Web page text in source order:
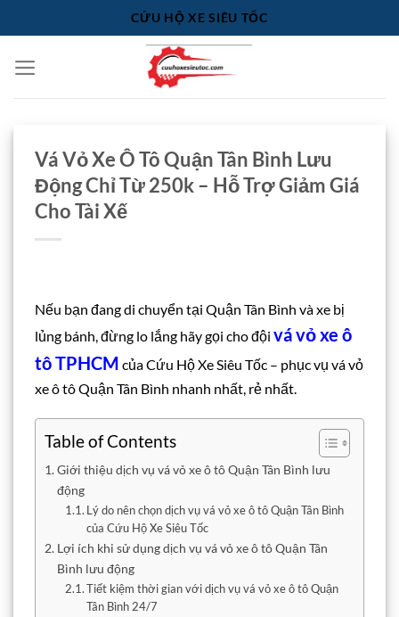
qua
dung
CỨU HỘ XE SIÊU TỐC
Vá Vỏ Xe Ô Tô Quận Tân Bình Lưu
Động Chỉ Từ 250k – Hỗ Trợ Giảm Giá
Cho Tài Xế
Nếu bạn đang di chuyển tại Quận Tân Bình và xe bị
lủng bánh, đừng lo lắng hãy gọi cho đội vá vỏ xe ô
tô TPHCM của Cứu Hộ Xe Siêu Tốc – phục vụ vá vỏ
xe ô tô Quận Tân Bình nhanh nhất, rẻ nhất.
Table of Contents
Giới thiệu dịch vụ vá vỏ xe ô tô Quận Tân Bình lưu
động
Lý do nên chọn dịch vụ vá vỏ xe ô tô Quận Tân Bình
của Cứu Hộ Xe Siêu Tốc
Lợi ích khi sử dụng dịch vụ vá vỏ xe ô tô Quận Tân
Bình lưu động
Tiết kiệm thời gian với dịch vụ vá vỏ xe ô tô Quận
Tân Bình 24/7